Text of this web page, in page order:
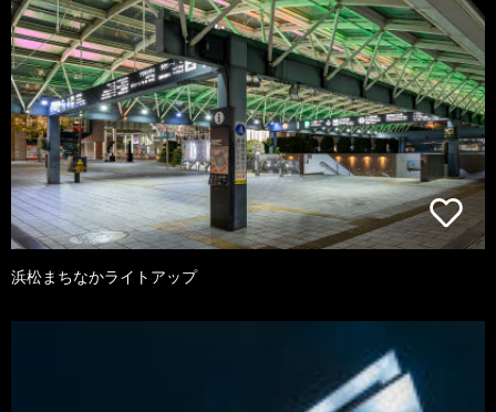
浜松まちなかライトアップ